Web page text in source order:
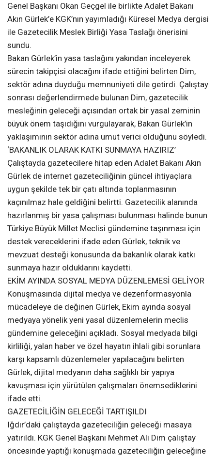
Genel Başkanı Okan Geçgel ile birlikte Adalet Bakanı
Akın Gürlek’e KGK’nın yayımladığı Küresel Medya dergisi
ile Gazetecilik Meslek Birliği Yasa Taslağı önerisini
sundu.
Bakan Gürlek’in yasa taslağını yakından inceleyerek
sürecin takipçisi olacağını ifade ettiğini belirten Dim,
sektör adına duyduğu memnuniyeti dile getirdi. Çalıştay
sonrası değerlendirmede bulunan Dim, gazetecilik
mesleğinin geleceği açısından ortak bir yasal zeminin
büyük önem taşıdığını vurgulayarak, Bakan Gürlek’in
yaklaşımının sektör adına umut verici olduğunu söyledi.
‘BAKANLIK OLARAK KATKI SUNMAYA HAZIRIZ’
Çalıştayda gazetecilere hitap eden Adalet Bakanı Akın
Gürlek de internet gazeteciliğinin güncel ihtiyaçlara
uygun şekilde tek bir çatı altında toplanmasının
kaçınılmaz hale geldiğini belirtti. Gazetecilik alanında
hazırlanmış bir yasa çalışması bulunması halinde bunun
Türkiye Büyük Millet Meclisi gündemine taşınması için
destek vereceklerini ifade eden Gürlek, teknik ve
mevzuat desteği konusunda da bakanlık olarak katkı
sunmaya hazır olduklarını kaydetti.
EKİM AYINDA SOSYAL MEDYA DÜZENLEMESİ GELİYOR
Konuşmasında dijital medya ve dezenformasyonla
mücadeleye de değinen Gürlek, Ekim ayında sosyal
medyaya yönelik yeni yasal düzenlemelerin meclis
gündemine geleceğini açıkladı. Sosyal medyada bilgi
kirliliği, yalan haber ve özel hayatın ihlali gibi sorunlara
karşı kapsamlı düzenlemeler yapılacağını belirten
Gürlek, dijital medyanın daha sağlıklı bir yapıya
kavuşması için yürütülen çalışmaları önemsediklerini
ifade etti.
GAZETECİLİĞİN GELECEĞİ TARTIŞILDI
Iğdır’daki çalıştayda gazeteciliğin geleceği masaya
yatırıldı. KGK Genel Başkanı Mehmet Ali Dim çalıştay
öncesinde yaptığı konuşmada gazeteciliğin geleceğine